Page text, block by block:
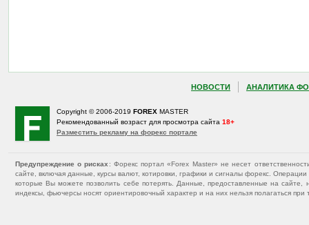
НОВОСТИ АНАЛИТИКА
Copyright © 2006-2019 FOREX MASTER
Рекомендованный возраст для просмотра сайта 18+
Разместить рекламу на форекс портале
Предупреждение о рисках : Форекс портал «Forex Master» не несет
сайте, включая данные, курсы валют, котировки, графики и сигналы форекс.
которые Вы можете позволить себе потерять. Данные, предоставленные на
индексы, фьючерсы носят ориентировочный характер и на них нельзя полагаться при